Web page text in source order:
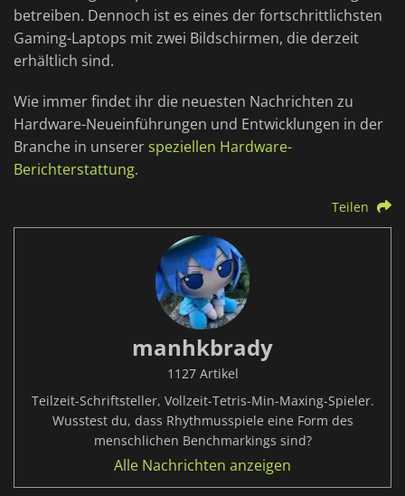
betreiben. Dennoch ist es eines der fortschrittlichsten
Gaming-Laptops mit zwei Bildschirmen, die derzeit
erhältlich sind.
Wie immer findet ihr die neuesten Nachrichten zu
Hardware-Neueinführungen und Entwicklungen in der
Branche in unsererspeziellen Hardware-
Berichterstattung.
Teilen
manhkbrady
1127 Artikel
Teilzeit-Schriftsteller, Vollzeit-Tetris-Min-Maxing-Spieler.
Wusstest du, dass Rhythmusspiele eine Form des
menschlichen Benchmarkings sind?
Alle Nachrichten anzeigen